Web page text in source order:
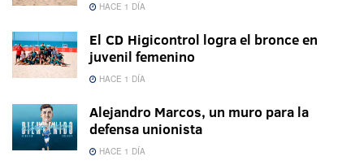
HACE 1 DÍA
El CD Higicontrol logra el bronce en
juvenil femenino
HACE 1 DÍA
Alejandro Marcos, un muro para la
defensa unionista
HACE 1 DÍA